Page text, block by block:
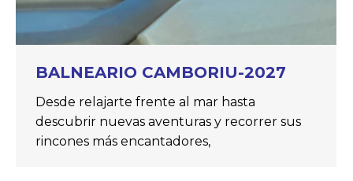
BALNEARIO CAMBORIU-2027
Desde relajarte frente al mar hasta
descubrir nuevas aventuras y recorrer sus
rincones más encantadores,